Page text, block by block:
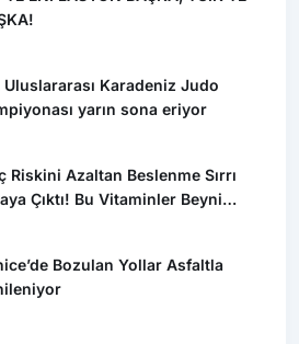
Uluslararası Karadeniz Judo
yarın sona eriyor
Riskini Azaltan Beslenme Sırrı
Çıktı! Bu Vitaminler Beyni
Bozulan Yollar Asfaltla